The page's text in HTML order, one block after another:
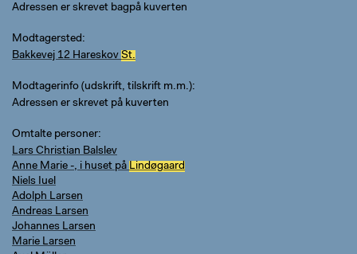
Adressen er skrevet bagpå kuverten
Modtagersted
Bakkevej 12 Hareskov St.
Modtagerinfo (udskrift, tilskrift m.m.)
Adressen er skrevet på kuverten
Omtalte personer
Lars Christian Balslev
Anne Marie -, i huset på Lindøgaard
Niels Iuel
Adolph Larsen
Andreas Larsen
Johannes Larsen
Marie Larsen